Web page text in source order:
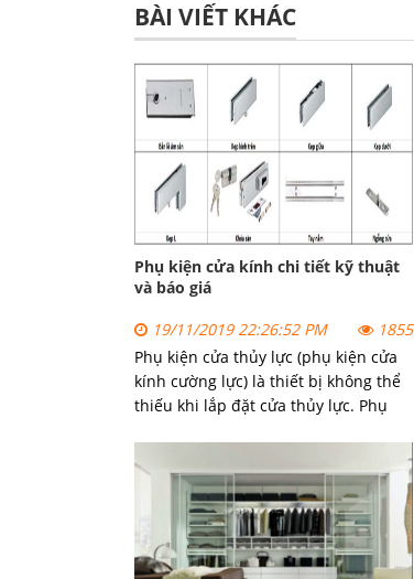
BÀI VIẾT KHÁC
Phụ kiện cửa kính chi tiết kỹ thuật
và báo giá
19/11/2019 22:26:52 PM
1855
Phụ kiện cửa thủy lực (phụ kiện cửa
kính cường lực) là thiết bị không thể
thiếu khi lắp đặt cửa thủy lực. Phụ
hỏng vặt.